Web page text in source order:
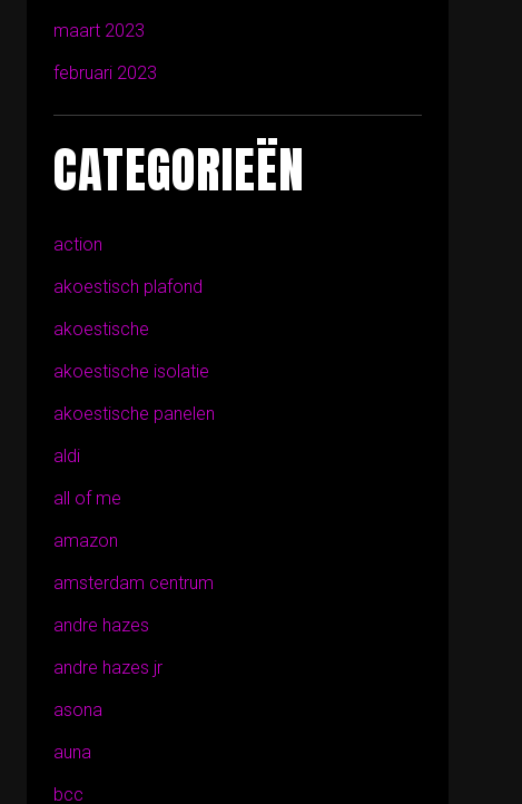
maart 2023
februari 2023
CATEGORIEËN
action
akoestisch plafond
akoestische
akoestische isolatie
akoestische panelen
aldi
all of me
amazon
amsterdam centrum
andre hazes
andre hazes jr
asona
auna
bcc